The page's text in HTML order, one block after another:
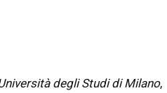
degli Studi di Milano,